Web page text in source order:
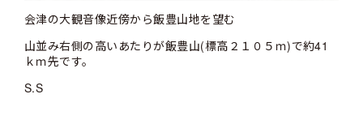
会津の大観音像近傍から飯豊山地を望む
山並み右側の高いあたりが飯豊山(標高２１０５ｍ)で約41
ｋｍ先です。
S.S